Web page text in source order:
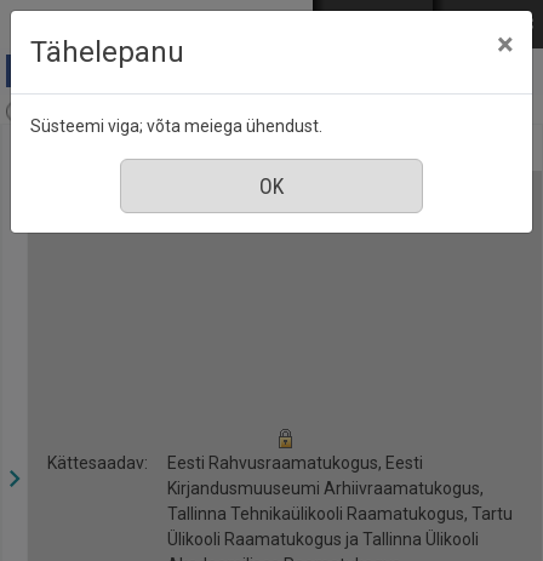
Mine põhisisu juurde
РУС
Kättesaadav:
Eesti Rahvusraamatukogus, Eesti
Kirjandusmuuseumi Arhiivraamatukogus,
Tallinna Tehnikaülikooli Raamatukogus, Tartu
Ülikooli Raamatukogus ja Tallinna Ülikooli
Tähelepanu ×
Süsteemi viga; võta meiega ühendust.